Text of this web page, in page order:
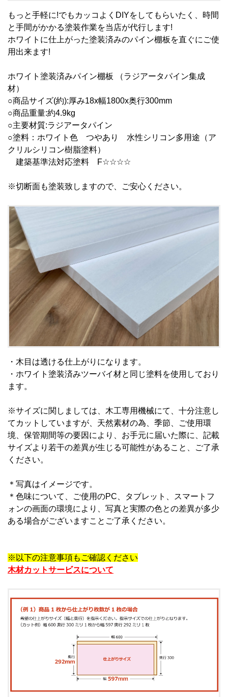
もっと手軽に!でもカッコよくDIYをしてもらいたく、時間
と手間がかかる塗装作業を当店が代行します!
ホワイトに仕上がった塗装済みのパイン棚板を直ぐにご使
用出来ます!
ホワイト塗装済みパイン棚板 （ラジアータパイン集成
材）
○商品サイズ(約):厚み18x幅1800x奥行300mm
○商品重量:約4.9kg
○主要材質:ラジアータパイン
○塗料：ホワイト色 つやあり 水性シリコン多用途（ア
クリルシリコン樹脂塗料）
建築基準法対応塗料 F☆☆☆☆
※切断面も塗装致しますので、ご安心ください。
・木目は透ける仕上がりになります。
・ホワイト塗装済みツーバイ材と同じ塗料を使用しており
ます。
※サイズに関しましては、木工専用機械にて、十分注意し
てカットしていますが、天然素材の為、季節、ご使用環
境、保管期間等の要因により、お手元に届いた際に、記載
サイズより若干の差異が生じる可能性があること、ご了承
ください。
＊写真はイメージです。
＊ 色味について、ご使用のPC、タブレット、スマートフ
ォンの画面の環境により、写真と実際の色との差異が多少
ある場合がございますことご了承ください。
※以下の注意事項もご確認ください
木材カットサービスについて